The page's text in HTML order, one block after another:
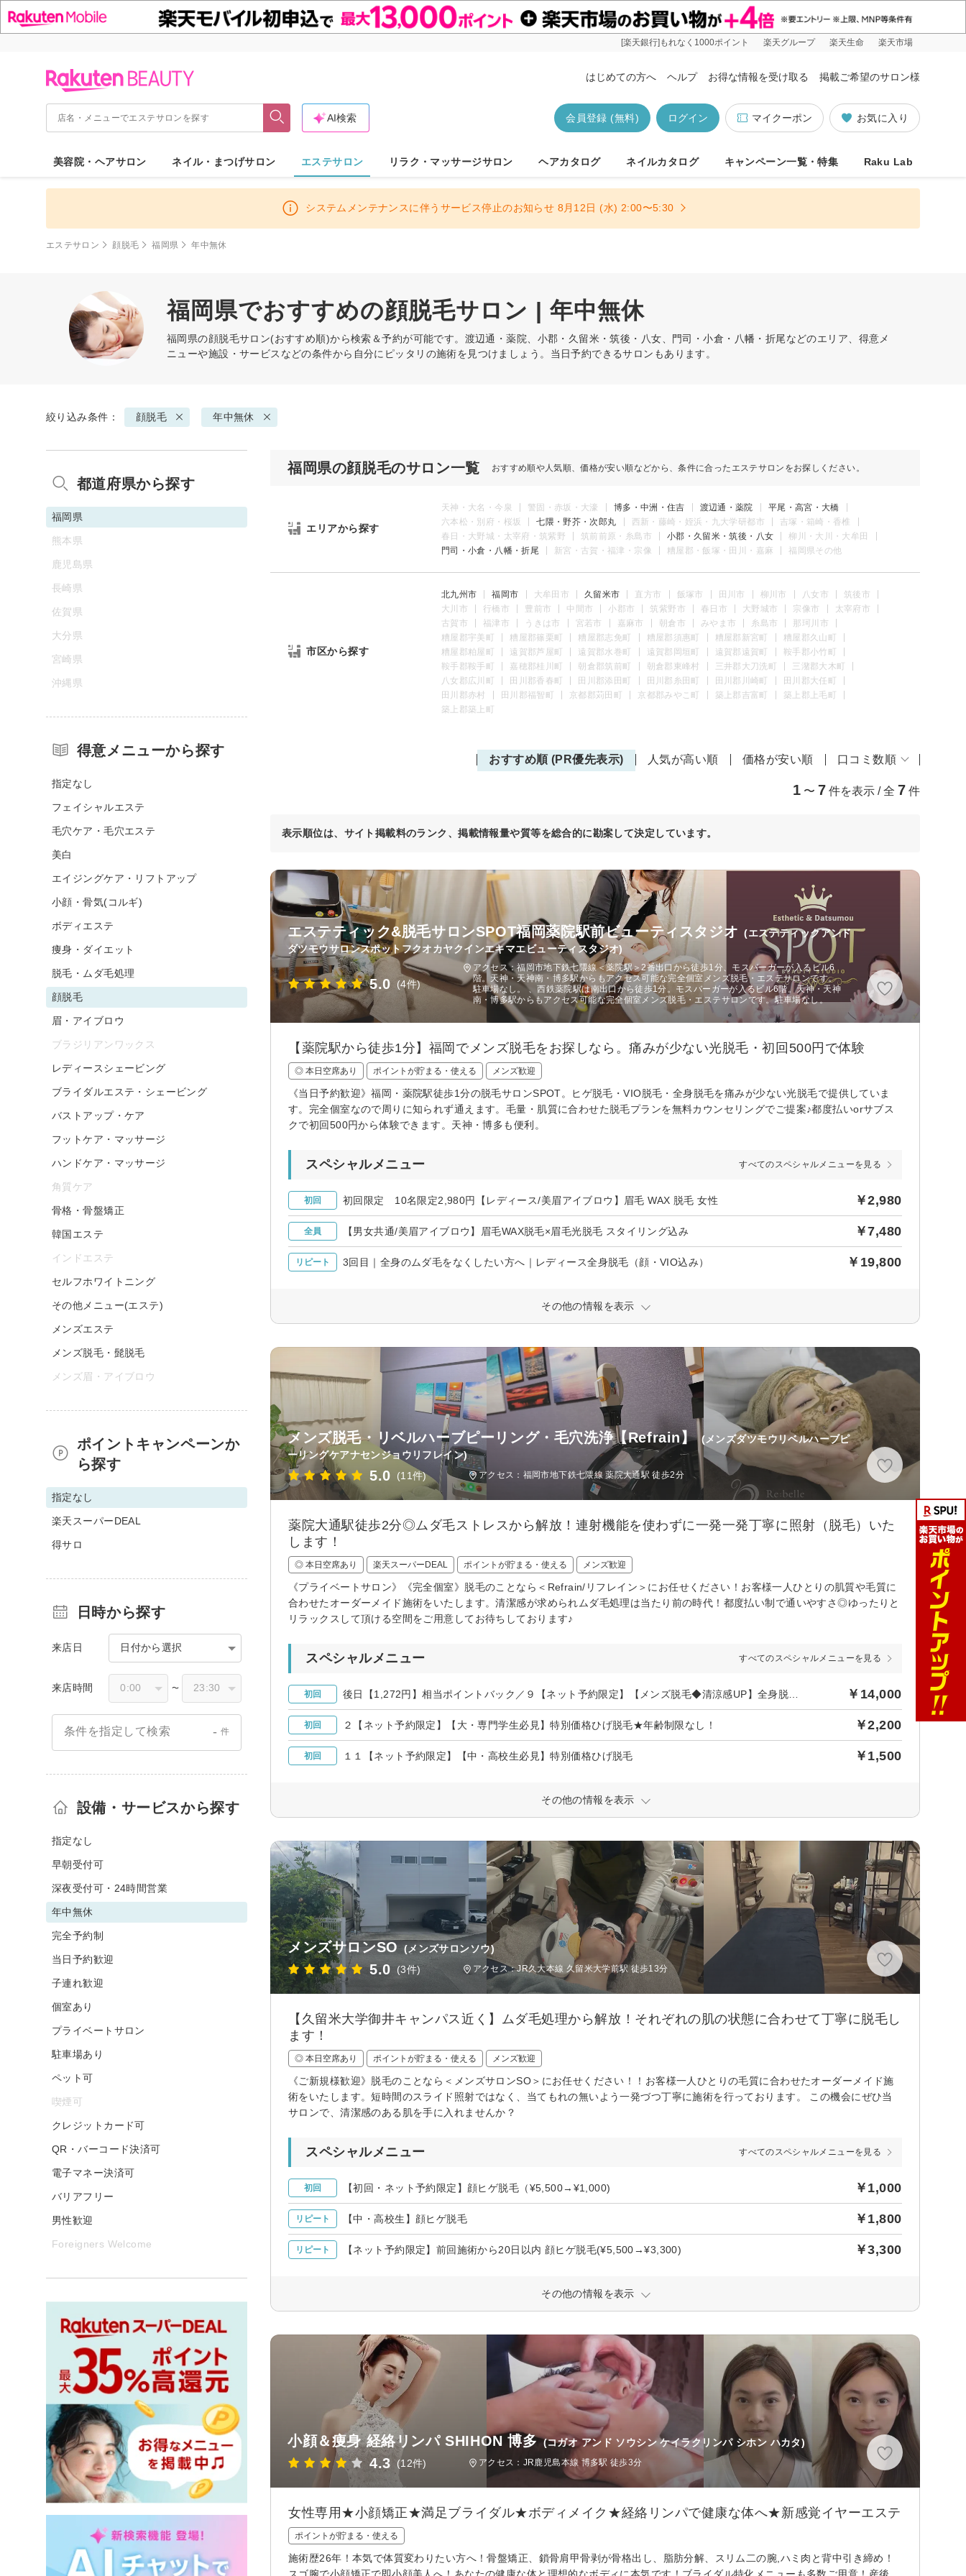
[楽天銀行]もれなく1000ポイント 楽天グループ 楽天生命 楽天市場
はじめての方へ ヘルプ お得な情報を受け取る 掲載ご希望のサロン様
お気に入り
マイクーポン
ログイン
会員登録 (無料)
AI検索
美容院・ヘアサロン ネイル・まつげサロン エステサロン リラク・マッサージサロン ヘアカタログ ネイルカタログ キャンペーン一覧・特集 Raku Lab
システムメンテナンスに伴うサービス停止のお知らせ 8月12日 (水) 2:00〜5:30
エステサロン 顔脱毛 福岡県 年中無休
福岡県でおすすめの顔脱毛サロン | 年中無休
福岡県の顔脱毛サロン(おすすめ順)から検索＆予約が可能です。渡辺通・薬院、小郡・久留米・筑後・八女、門司・小倉・八幡・折尾などのエリア、得意メ
ニューや施設・サービスなどの条件から自分にピッタリの施術を見つけましょう。当日予約できるサロンもあります。
絞り込み条件： 顔脱毛 年中無休
福岡県の顔脱毛のサロン一覧 おすすめ順や人気順、価格が安い順などから、条件に合ったエステサロンをお探しください。
エリアから探す
天神・大名・今泉 警固・赤坂・大濠 博多・中洲・住吉 渡辺通・薬院
平尾・高宮・大橋
六本松・別府・桜坂
七隈・野芥・次郎丸 西新・藤崎・姪浜・九大学研都市
吉塚・箱崎・香椎
春日・大野城・太宰府・筑紫野
筑前前原・糸島市 小郡・久留米・筑後・八女
柳川・大川・大牟田
門司・小倉・八幡・折尾
新宮・古賀・福津・宗像 糟屋郡・飯塚・田川・嘉麻 福岡県その他
市区から探す
北九州市 福岡市 大牟田市 久留米市 直方市 飯塚市 田川市 柳川市 八女市
筑後市
大川市
行橋市 豊前市 中間市 小郡市 筑紫野市 春日市 大野城市 宗像市
太宰府市
古賀市
福津市 うきは市 宮若市 嘉麻市 朝倉市 みやま市 糸島市
那珂川市
糟屋郡宇美町
糟屋郡篠栗町 糟屋郡志免町 糟屋郡須惠町 糟屋郡新宮町
糟屋郡久山町
糟屋郡粕屋町
遠賀郡芦屋町 遠賀郡水巻町 遠賀郡岡垣町 遠賀郡遠賀町
鞍手郡小竹町
鞍手郡鞍手町
嘉穂郡桂川町 朝倉郡筑前町 朝倉郡東峰村 三井郡大刀洗町
三潴郡大木町
八女郡広川町
田川郡香春町 田川郡添田町 田川郡糸田町 田川郡川崎町
田川郡大任町
田川郡赤村
田川郡福智町 京都郡苅田町 京都郡みやこ町 築上郡吉富町
築上郡上毛町
築上郡築上町
おすすめ順 (PR優先表示) 人気が高い順 価格が安い順 口コミ数順
1 〜 7 件を表示 / 全 7 件
表示順位は、サイト掲載料のランク、掲載情報量や質等を総合的に勘案して決定しています。
エステティック&脱毛サロンSPOT福岡薬院駅前ビューティスタジオ (エステティックアンド
ダツモウサロンスポットフクオカヤクインエキマエビューティスタジオ)
5.0 (4件)
アクセス：福岡市地下鉄七隈線＜薬院駅＞2番出口から徒歩1分、モスバーガーが入るビル6
階。天神・天神南・博多駅からもアクセス可能な完全個室メンズ脱毛・エステサロンです。
駐車場なし。 、西鉄薬院駅は南出口から徒歩1分。モスバーガーが入るビル6階。天神・天神
南・博多駅からもアクセス可能な完全個室メンズ脱毛・エステサロンです。駐車場なし。
【薬院駅から徒歩1分】福岡でメンズ脱毛をお探しなら。痛みが少ない光脱毛・初回500円で体験
◎ 本日空席あり ポイントが貯まる・使える メンズ歓迎
《当日予約歓迎》福岡・薬院駅徒歩1分の脱毛サロンSPOT。ヒゲ脱毛・VIO脱毛・全身脱毛を痛みが少ない光脱毛で提供していま
す。完全個室なので周りに知られず通えます。毛量・肌質に合わせた脱毛プランを無料カウンセリングでご提案♪都度払いorサブス
クで初回500円から体験できます。天神・博多も便利。
スペシャルメニュー すべてのスペシャルメニューを見る
初回 初回限定 10名限定2,980円【レディース/美眉アイブロウ】眉毛 WAX 脱毛 女性 ￥2,980
全員 【男女共通/美眉アイブロウ】眉毛WAX脱毛×眉毛光脱毛 スタイリング込み ￥7,480
リピート 3回目｜全身のムダ毛をなくしたい方へ｜レディース全身脱毛（顔・VIO込み） ￥19,800
その他の情報を表示
メンズ脱毛・リベルハーブピーリング・毛穴洗浄【Refrain】 (メンズダツモウリベルハーブピ
ーリングケアナセンジョウリフレイン)
5.0 (11件) アクセス：福岡市地下鉄七隈線 薬院大通駅 徒歩2分
薬院大通駅徒歩2分◎ムダ毛ストレスから解放！連射機能を使わずに一発一発丁寧に照射（脱毛）いた
します！
◎ 本日空席あり 楽天スーパーDEAL ポイントが貯まる・使える メンズ歓迎
《プライベートサロン》《完全個室》脱毛のことなら＜Refrain/リフレイン＞にお任せください！お客様一人ひとりの肌質や毛質に
合わせたオーダーメイド施術をいたします。清潔感が求められムダ毛処理は当たり前の時代！都度払い制で通いやすさ◎ゆったりと
リラックスして頂ける空間をご用意してお待ちしております♪
スペシャルメニュー すべてのスペシャルメニューを見る
初回 ￥14,000
初回 ２【ネット予約限定】【大・専門学生必見】特別価格ひげ脱毛★年齢制限なし！ ￥2,200
初回 １１【ネット予約限定】【中・高校生必見】特別価格ひげ脱毛 ￥1,500
その他の情報を表示
メンズサロンSO (メンズサロンソウ)
5.0 (3件) アクセス：JR久大本線 久留米大学前駅 徒歩13分
【久留米大学御井キャンパス近く】ムダ毛処理から解放！それぞれの肌の状態に合わせて丁寧に脱毛し
ます！
◎ 本日空席あり ポイントが貯まる・使える メンズ歓迎
《ご新規様歓迎》脱毛のことなら＜メンズサロンSO＞にお任せください！！お客様一人ひとりの毛質に合わせたオーダーメイド施
術をいたします。短時間のスライド照射ではなく、当てもれの無いよう一発づつ丁寧に施術を行っております。 この機会にぜひ当
サロンで、清潔感のある肌を手に入れませんか？
スペシャルメニュー すべてのスペシャルメニューを見る
初回 【初回・ネット予約限定】顔ヒゲ脱毛（¥5,500→¥1,000) ￥1,000
リピート 【中・高校生】顔ヒゲ脱毛 ￥1,800
リピート 【ネット予約限定】前回施術から20日以内 顔ヒゲ脱毛(¥5,500→¥3,300) ￥3,300
その他の情報を表示
小顔＆痩身 経絡リンパ SHIHON 博多 (コガオ アンド ソウシン ケイラクリンパ シホン ハカタ)
4.3 (12件) アクセス：JR鹿児島本線 博多駅 徒歩3分
女性専用★小顔矯正★満足ブライダル★ボディメイク★経絡リンパで健康な体へ★新感覚イヤーエステ
ポイントが貯まる・使える
施術歴26年！本気で体質変わりたい方へ！骨盤矯正、鎖骨肩甲骨剥が骨格出し、脂肪分解、スリム二の腕,ハミ肉と背中引き締め！
スゴ腕で小顔矯正で即小顔美人へ！あなたの健康な体と理想的なボディに本気です！ブライダル特化メニューも多数ご用意！産後、
都道府県から探す
福岡県
熊本県
鹿児島県
長崎県
佐賀県
大分県
宮崎県
沖縄県
得意メニューから探す
指定なし
フェイシャルエステ
毛穴ケア・毛穴エステ
美白
エイジングケア・リフトアップ
小顔・骨気(コルギ)
ボディエステ
痩身・ダイエット
脱毛・ムダ毛処理
顔脱毛
眉・アイブロウ
ブラジリアンワックス
レディースシェービング
ブライダルエステ・シェービング
バストアップ・ケア
フットケア・マッサージ
ハンドケア・マッサージ
角質ケア
骨格・骨盤矯正
韓国エステ
インドエステ
セルフホワイトニング
その他メニュー(エステ)
メンズエステ
メンズ脱毛・髭脱毛
メンズ眉・アイブロウ
ポイントキャンペーンか
ら探す
指定なし
楽天スーパーDEAL
得サロ
日時から探す
来店日 日付から選択
来店時間 〜
条件を指定して検索 - 件
設備・サービスから探す
指定なし
早朝受付可
深夜受付可・24時間営業
年中無休
完全予約制
当日予約歓迎
子連れ歓迎
個室あり
プライベートサロン
駐車場あり
ペット可
喫煙可
クレジットカード可
QR・バーコード決済可
電子マネー決済可
バリアフリー
男性歓迎
Foreigners Welcome